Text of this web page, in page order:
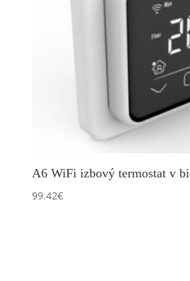
A6 WiFi izbový termostat v
99.42€